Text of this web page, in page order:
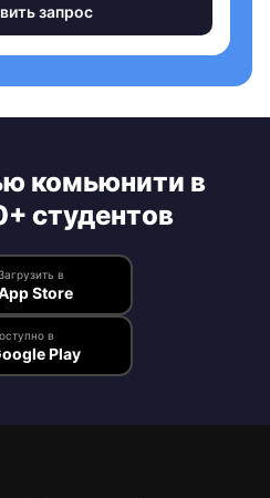
запрос
комьюнити в
студентов
Загрузить в
Store
в
Play